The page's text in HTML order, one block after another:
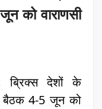
को वाराणसी
ब्रिक्स देशों के
बैठक 4-5 जून को